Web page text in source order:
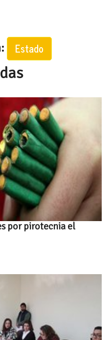
Estado
por pirotecnia el